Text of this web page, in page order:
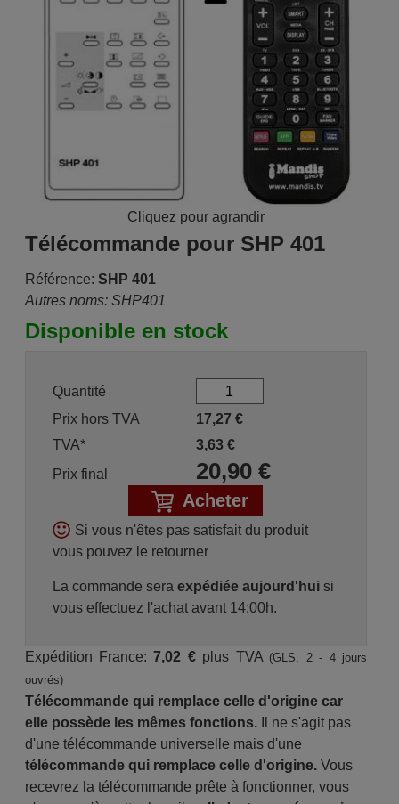
Cliquez pour agrandir
Télécommande pour SHP 401
Référence: SHP 401
Autres noms: SHP401
Disponible en stock
Quantité
Prix hors TVA
17,27 €
TVA*
3,63€
Prix final
20,90€
Acheter
Si vous n'êtes pas satisfait du produit
vous pouvez le retourner
La commande sera expédiée aujourd'huisi
vous effectuez l'achat avant 14:00h.
Expédition France:7,02 €plus TVA (GLS, 2 - 4 jours
ouvrés)
Télécommande qui remplace celle d'origine car
elle possède les mêmes fonctions.Il ne s'agit pas
d'une télécommande universelle mais d'une
télécommande qui remplace celle d'origine.Vous
recevrez la télécommande prête à fonctionner, vous